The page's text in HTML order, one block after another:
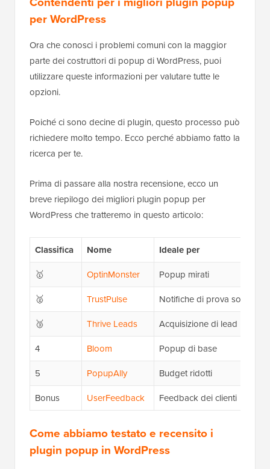
per WordPress
Ora che conosci i problemi comuni con la maggior
parte dei costruttori di popup di WordPress, puoi
utilizzare queste informazioni per valutare tutte le
opzioni.
Poiché ci sono decine di plugin, questo processo può
richiedere molto tempo. Ecco perché abbiamo fatto la
ricerca per te.
Prima di passare alla nostra recensione, ecco un
breve riepilogo dei migliori plugin popup per
WordPress che tratteremo in questo articolo:
Classifica Nome
Ideale per
🥇
OptinMonster
Popup mirati
🥈
TrustPulse
Notifiche di prova sociale
🥉
Thrive Leads
Acquisizione di lead
4
Bloom
Popup di base
5
PopupAlly
Budget ridotti
Bonus
UserFeedback Feedback dei clienti
Come abbiamo testato e recensito i
plugin popup in WordPress